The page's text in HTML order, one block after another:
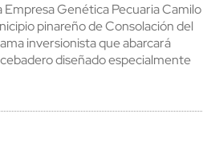
Empresa Genética Pecuaria Camilo
pinareño de Consolación del
inversionista que abarcará
diseñado especialmente